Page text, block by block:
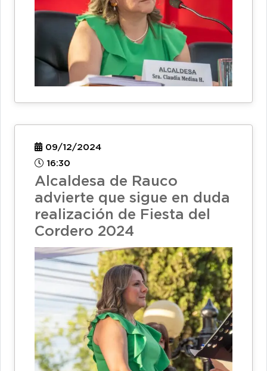
09/12/2024
16:30
Alcaldesa de Rauco
advierte que sigue en duda
realización de Fiesta del
Cordero 2024